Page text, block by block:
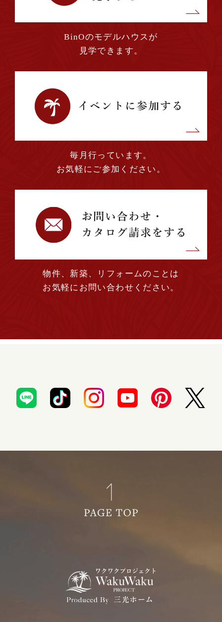
2023年11月 (2)
2023年10月 (3)
2023年09月 (1)
2023年07月 (2)
2023年04月 (1)
2023年03月 (1)
2023年02月 (2)
2022年10月 (1)
2022年08月 (2)
BinOのモデルハウスが
見学できます。
毎月行っています。
お気軽にご参加ください。
物件、新築、リフォームのことは
お気軽にお問い合わせください。